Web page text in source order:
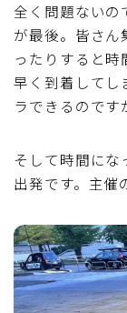
全く問題ないの
が最後。皆さん
ったりすると時
早く到着してし
ラできるのです
そして時間に
出発です。主催